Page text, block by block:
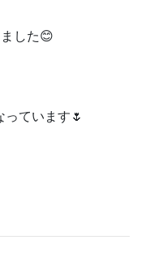
した😊
ています🌷